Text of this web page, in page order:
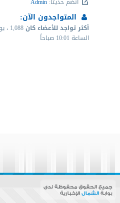
المتواجدون الآن:
أكثر تواجد للأعضاء كان
الساعة 10:01 صباحاً